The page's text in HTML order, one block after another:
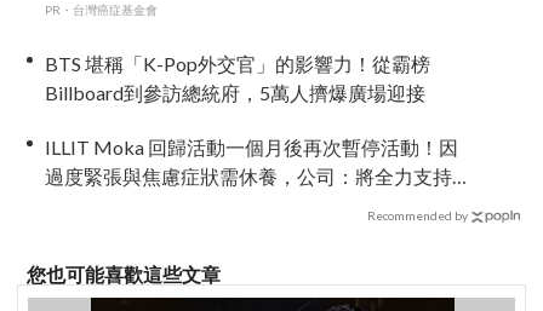
PR・台灣癌症基金會
BTS 堪稱「K-Pop外交官」的影響力！從霸榜
Billboard到參訪總統府，5萬人擠爆廣場迎接
ILLIT Moka 回歸活動一個月後再次暫停活動！因
過度緊張與焦慮症狀需休養，公司：將全力支持
Recommended by
您也可能喜歡這些文章